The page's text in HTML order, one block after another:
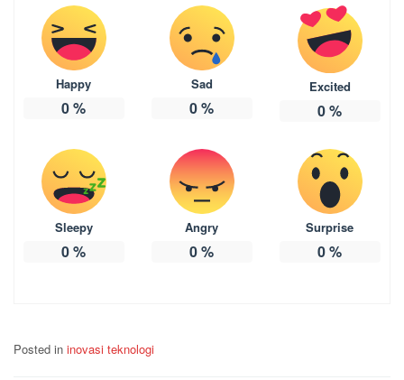
Happy
0%
Sad
0%
Excited
0%
Sleepy
0%
Angry
0%
Surprise
0%
Posted in inovasi teknologi